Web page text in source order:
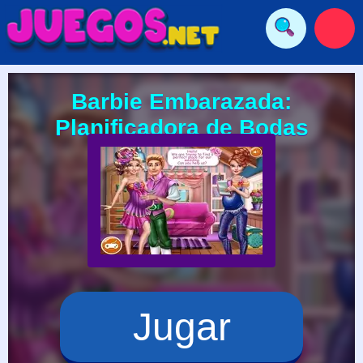
Barbie Embarazada:
Planificadora de Bodas
Jugar